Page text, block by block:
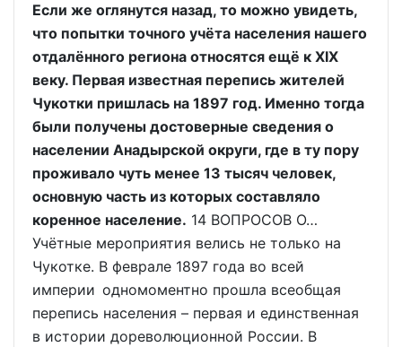
Если же оглянутся назад, то можно увидеть,
что попытки точного учёта населения нашего
отдалённого региона относятся ещё к XIX
веку. Первая известная перепись жителей
Чукотки пришлась на 1897 год. Именно тогда
были получены достоверные сведения о
населении Анадырской округи, где в ту пору
проживало чуть менее 13 тысяч человек,
основную часть из которых составляло
коренное население. 14 ВОПРОСОВ О…
Учётные мероприятия велись не только на
Чукотке. В феврале 1897 года во всей
империи одномоментно прошла всеобщая
перепись населения – первая и единственная
в истории дореволюционной России. В